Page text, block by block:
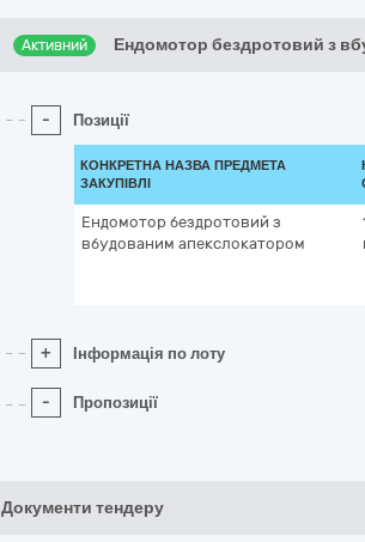
Активний Ендомотор бездротовий з
- Позиції
КОНКРЕТНА НАЗВА ПРЕДМЕТА
ЗАКУПІВЛІ
Ендомотор бездротовий з
вбудованим апекслокатором
+ Інформація по лоту
- Пропозиції
Документи тендеру